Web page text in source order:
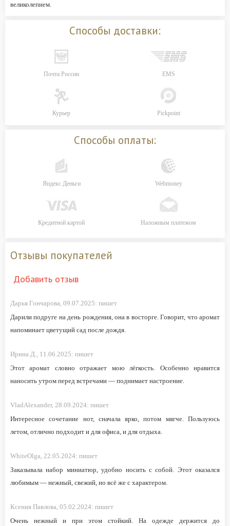
великолепием.
Способы доставки:
Почта России EMS
Курьер Pickpoint
Способы оплаты:
Яндекс Деньги Webmoney
Кредитной картой Наложным платежом
Отзывы покупателей
Добавить отзыв
Дарья Гончарова, 09.07.2025: пишет
Дарили подруге на день рождения, она в восторге. Говорит, что аромат
напоминает цветущий сад после дождя.
Ирина Д., 11.06.2025: пишет
Этот аромат словно отражает мою лёгкость. Особенно нравится
наносить утром перед встречами — поднимает настроение.
VladAlexander, 28.09.2024: пишет
Интересное сочетание нот, сначала ярко, потом мягче. Пользуюсь
летом, отлично подходит и для офиса, и для отдыха.
WhiteOlga, 22.05.2024: пишет
Заказывала набор миниатюр, удобно носить с собой. Этот оказался
любимым — нежный, свежий, но всё же с характером.
Ксения Павлова, 05.02.2024: пишет
Очень нежный и при этом стойкий. На одежде держится до